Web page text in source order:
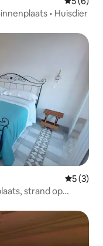
• Huisdier
5 (3)
strand op